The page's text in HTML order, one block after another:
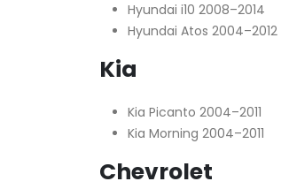
Hyundai i10 2008–2014
Hyundai Atos 2004–2012
Kia
Kia Picanto 2004–2011
Kia Morning 2004–2011
Chevrolet